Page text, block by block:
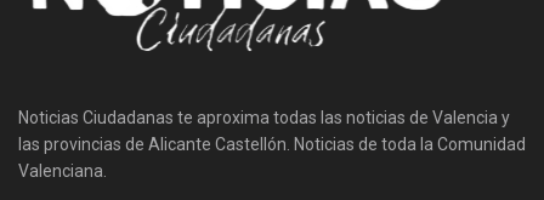
Noticias Ciudadanas te aproxima todas las noticias de Valencia y
las provincias de Alicante Castellón. Noticias de toda la Comunidad
Valenciana.